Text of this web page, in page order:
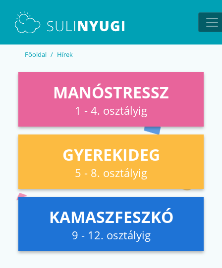
Főoldal Hírek
MANÓSTRESSZ
1 - 4. osztályig
GYEREKIDEG
5 - 8. osztályig
KAMASZFESZKÓ
9 - 12. osztályig